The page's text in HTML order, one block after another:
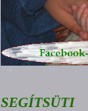
SEGÍTSÜTI